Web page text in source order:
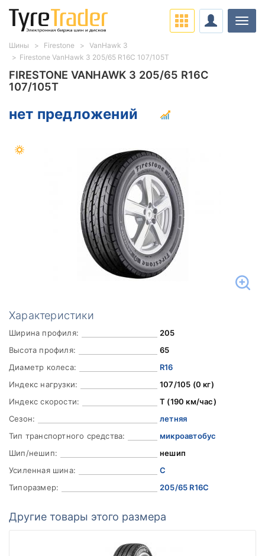
FIRESTONE VANHAWK 3 205/65 R16C
107/105T
нет предложений
Характеристики
Ширина профиля:
205
Высота профиля:
65
Диаметр колеса:
R16
Индекс нагрузки:
107/105 (0 кг)
Индекс скорости:
T (190 км/час)
Сезон:
летняя
Тип транспортного средства:
микроавтобус
Шип/нешип:
нешип
Усиленная шина:
C
Типоразмер:
205/65 R16C
Другие товары этого размера
Шины Firestone
VanHawk 3
Firestone VanHawk 3 205/65 R16C 107/105T